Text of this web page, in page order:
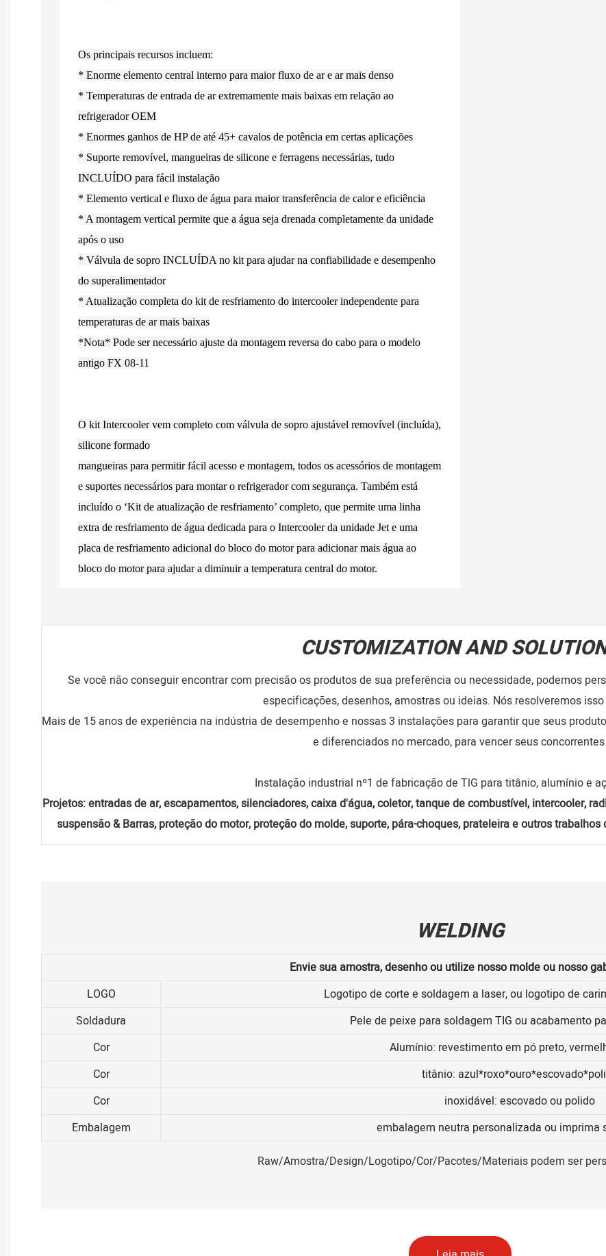
Os principais recursos incluem:
* Enorme elemento central interno para maior fluxo de ar e ar mais denso
* Temperaturas de entrada de ar extremamente mais baixas em relação ao
refrigerador OEM
* Enormes ganhos de HP de até 45+ cavalos de potência em certas aplicações
* Suporte removível, mangueiras de silicone e ferragens necessárias, tudo
INCLUÍDO para fácil instalação
* Elemento vertical e fluxo de água para maior transferência de calor e eficiência
* A montagem vertical permite que a água seja drenada completamente da unidade
após o uso
* Válvula de sopro INCLUÍDA no kit para ajudar na confiabilidade e desempenho
do superalimentador
* Atualização completa do kit de resfriamento do intercooler independente para
temperaturas de ar mais baixas
*Nota* Pode ser necessário ajuste da montagem reversa do cabo para o modelo
antigo FX 08-11
O kit Intercooler vem completo com válvula de sopro ajustável removível (incluída),
silicone formado
mangueiras para permitir fácil acesso e montagem, todos os acessórios de montagem
e suportes necessários para montar o refrigerador com segurança. Também está
incluído o ‘Kit de atualização de resfriamento’ completo, que permite uma linha
extra de resfriamento de água dedicada para o Intercooler da unidade Jet e uma
placa de resfriamento adicional do bloco do motor para adicionar mais água ao
bloco do motor para ajudar a diminuir a temperatura central do motor.
CUSTOMIZATION AND
Se você não conseguir encontrar com precisão os produtos de sua preferência ou necessidade, podemos
especificações, desenhos, amostras ou ideias. Nós resolveremos
Mais de 15 anos de experiência na indústria de desempenho e nossas 3 instalações para garantir que seus
e diferenciados no mercado, para vencer seus concorrentes.
Instalação industrial nº1 de fabricação de TlG para titânio, alumínio e
Projetos: entradas de ar, escapamentos, silenciadores, caixa d'água, coletor, tanque de combustível, intercooler,
suspensão & Barras, proteção do motor, proteção do molde, suporte, pára-choques, prateleira e outros
WELDING
Envie sua amostra, desenho ou utilize nosso molde ou nosso
LOGO
Logotipo de corte e soldagem a laser, ou logotipo de
Soldadura
Pele de peixe para soldagem TIG ou acabamento
Cor
Alumínio: revestimento em pó preto,
Cor
titânio:
Cor
inoxidável: escovado ou polido
Embalagem
embalagem neutra personalizada ou imprima
Raw/Amostra/Design/Logotipo/Cor/Pacotes/Materiais podem ser